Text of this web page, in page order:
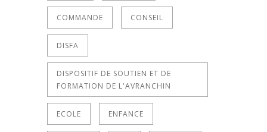
COMMANDE CONSEIL
DISFA
DISPOSITIF DE SOUTIEN ET DE
FORMATION DE L'AVRANCHIN
ECOLE ENFANCE